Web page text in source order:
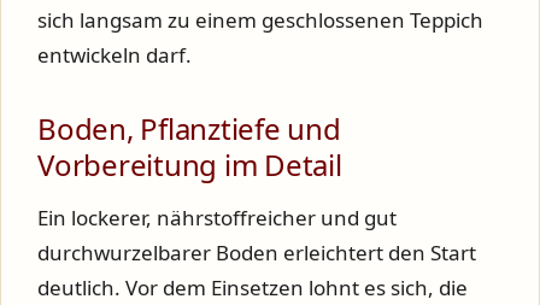
sich langsam zu einem geschlossenen Teppich
entwickeln darf.
Boden, Pflanztiefe und
Vorbereitung im Detail
Ein lockerer, nährstoffreicher und gut
durchwurzelbarer Boden erleichtert den Start
deutlich. Vor dem Einsetzen lohnt es sich, die